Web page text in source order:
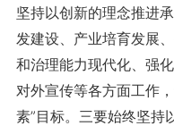
坚持以创新的理念推进
发建设、产业培育发展
和治理能力现代化、强
对外宣传等各方面工作
素”目标。三要始终坚持